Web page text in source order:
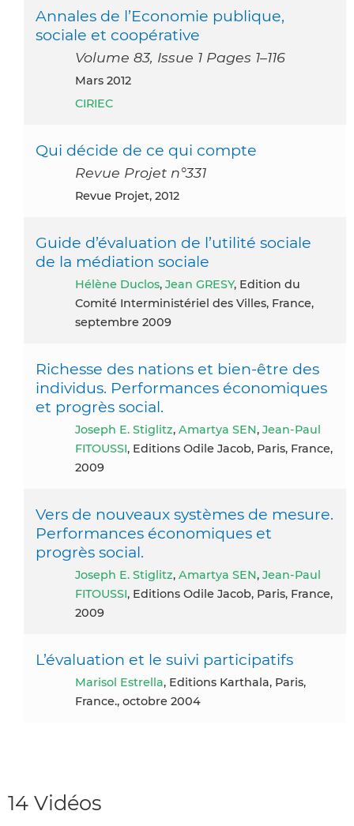
Annales de l’Economie publique,
sociale et coopérative
Volume 83, Issue 1 Pages 1–116
mars 2012
CIRIEC
Qui décide de ce qui compte
Revue Projet n°331
Revue Projet, 2012
Guide d’évaluation de l’utilité sociale
de la médiation sociale
Hélène Duclos, Jean GRESY, Edition du
Comité Interministériel des Villes, France,
septembre 2009
Richesse des nations et bien-être des
individus. Performances économiques
et progrès social.
Joseph E. Stiglitz, Amartya SEN, Jean-Paul
FITOUSSI, Editions Odile Jacob, Paris, France,
2009
Vers de nouveaux systèmes de mesure.
Performances économiques et
progrès social.
Joseph E. Stiglitz, Amartya SEN, Jean-Paul
FITOUSSI, Editions Odile Jacob, Paris, France,
2009
L’évaluation et le suivi participatifs
Marisol Estrella, Editions Karthala, Paris,
France., octobre 2004
14 Vidéos